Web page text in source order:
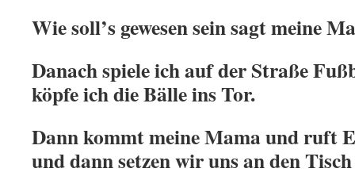
Wie soll’s gewesen sein sagt meine
Danach spiele ich auf der Straße
köpfe ich die Bälle ins Tor.
Dann kommt meine Mama und ruft
und dann setzen wir uns an den Tisch